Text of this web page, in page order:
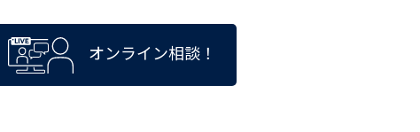
オンライン相談！